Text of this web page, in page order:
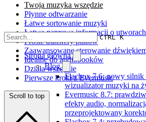
CTRL K
Strona główna
Blog
Flacbox 7.6: nowy
wizualizator muzyki na
Evermusic 8.7:
efekty audio,
przeprojektowany
Twoja muzyka wszędzie
Płynne odtwarzanie
Łatwe sortowanie muzyki
Łatwa naprawa informacji o utworach
Proste transfery plików
Zaawansowane sterowanie
Idealne do audiobooków
Działa wszędzie
Pierwsze kroki z Evermusic
Scroll to top